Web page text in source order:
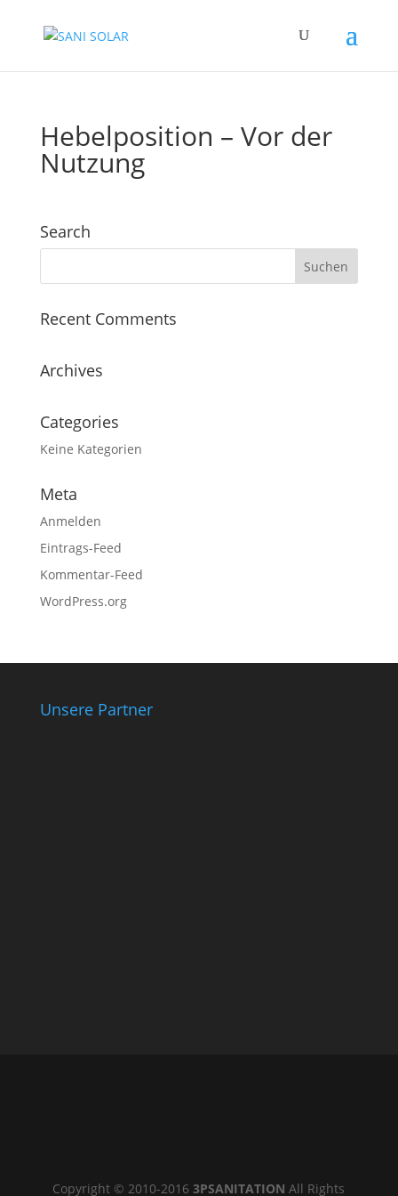
Hebelposition – Vor der
Nutzung
Search
Recent Comments
Archives
Categories
Keine Kategorien
Meta
Anmelden
Eintrags-Feed
Kommentar-Feed
WordPress.org
Unsere Partner
Copyright © 2010-20163PSANITATION All Rights